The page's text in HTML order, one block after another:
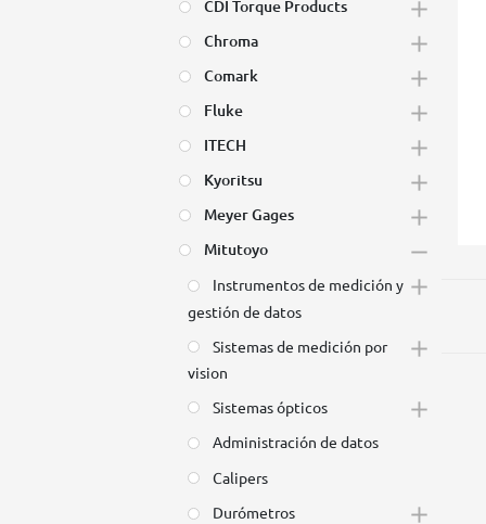
CDI Torque Products
Chroma
Comark
Fluke
ITECH
Kyoritsu
Meyer Gages
Mitutoyo
Instrumentos de medición y
gestión de datos
Sistemas de medición por
vision
Sistemas ópticos
Administración de datos
Calipers
Durómetros